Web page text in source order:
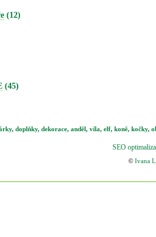
(12)
(45)
, doplňky, dekorace, anděl, víla, elf, koně, kočky,
SEO
© Ivana